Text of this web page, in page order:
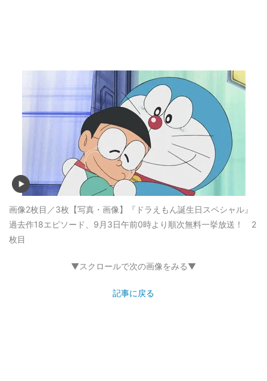
画像2枚目／3枚 【写真・画像】『ドラえもん誕生日スペシャル』
過去作18エピソード、9月3日午前0時より順次無料一挙放送！ 2
枚目
▼スクロールで次の画像をみる▼
記事に戻る